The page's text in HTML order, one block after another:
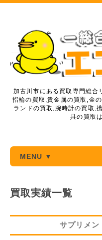
加古川市にある買取専門総合
指輪の買取,貴金属の買取,金
ランドの買取,腕時計の買取,
具の買取
MENU ▼
買取実績一覧
サプリメン